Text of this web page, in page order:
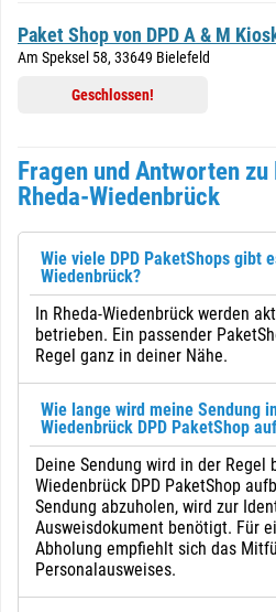
Paket Shop von DPD A & M
Am Speksel 58, 33649 Bielefeld
Geschlossen!
Fragen und Antworten
Rheda-Wiedenbrück
Wie viele DPD PaketShops gibt
Wiedenbrück?
In Rheda-Wiedenbrück werden
betrieben. Ein passender
Regel ganz in deiner Nähe.
Wie lange wird meine Sendung
Wiedenbrück DPD PaketShop
Deine Sendung wird in der Regel
Wiedenbrück DPD PaketShop
Sendung abzuholen, wird zur
Ausweisdokument benötigt. Für
Abholung empfiehlt sich das
Personalausweises.